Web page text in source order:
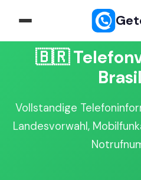
🇧🇷
Vollstandige
Landesvorwahl,